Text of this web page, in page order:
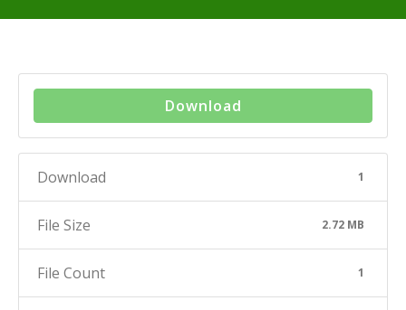
Download
Download 1
File Size 2.72 MB
File Count 1